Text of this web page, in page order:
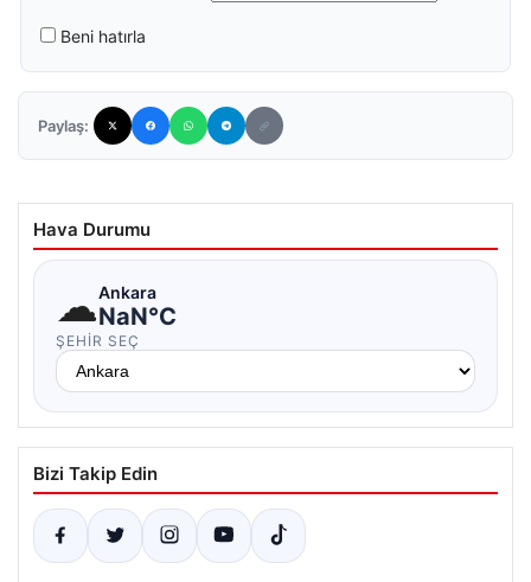
Beni hatırla
Paylaş:
Hava Durumu
☁Ankara
NaN°C
ŞEHIR SEÇ
Bizi Takip Edin